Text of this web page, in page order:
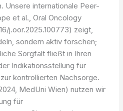
Unsere internationale Peer-
et al., Oral Oncology
j.oor.2025.100773) zeigt,
sondern aktiv forschen;
Sorgfalt fließt in Ihren
Indikationsstellung für
kontrollierten Nachsorge.
MedUni Wien) nutzen wir
für